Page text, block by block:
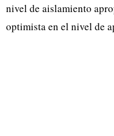
nivel de aislamiento
optimista en el nivel de